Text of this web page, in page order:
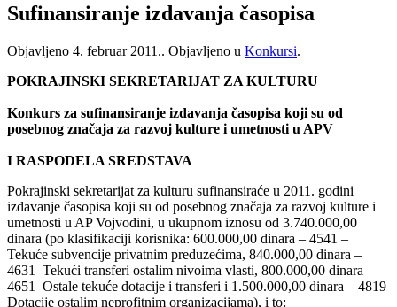
Sufinansiranje izdavanja časopisa
Objavljeno 4. februar 2011.. Objavljeno u Konkursi.
POKRAJINSKI SEKRETARIJAT ZA KULTURU
Konkurs za sufinansiranje izdavanja časopisa koji su od
posebnog značaja za razvoj kulture i umetnosti u APV
I RASPODELA SREDSTAVA
Pokrajinski sekretarijat za kulturu sufinansiraće u 2011. godini
izdavanje časopisa koji su od posebnog značaja za razvoj kulture i
umetnosti u AP Vojvodini, u ukupnom iznosu od 3.740.000,00
dinara (po klasifikaciji korisnika: 600.000,00 dinara – 4541 –
Tekuće subvencije privatnim preduzećima, 840.000,00 dinara –
4631 Tekući transferi ostalim nivoima vlasti, 800.000,00 dinara –
4651 Ostale tekuće dotacije i transferi i 1.500.000,00 dinara – 4819
Dotacije ostalim neprofitnim organizacijama), i to: